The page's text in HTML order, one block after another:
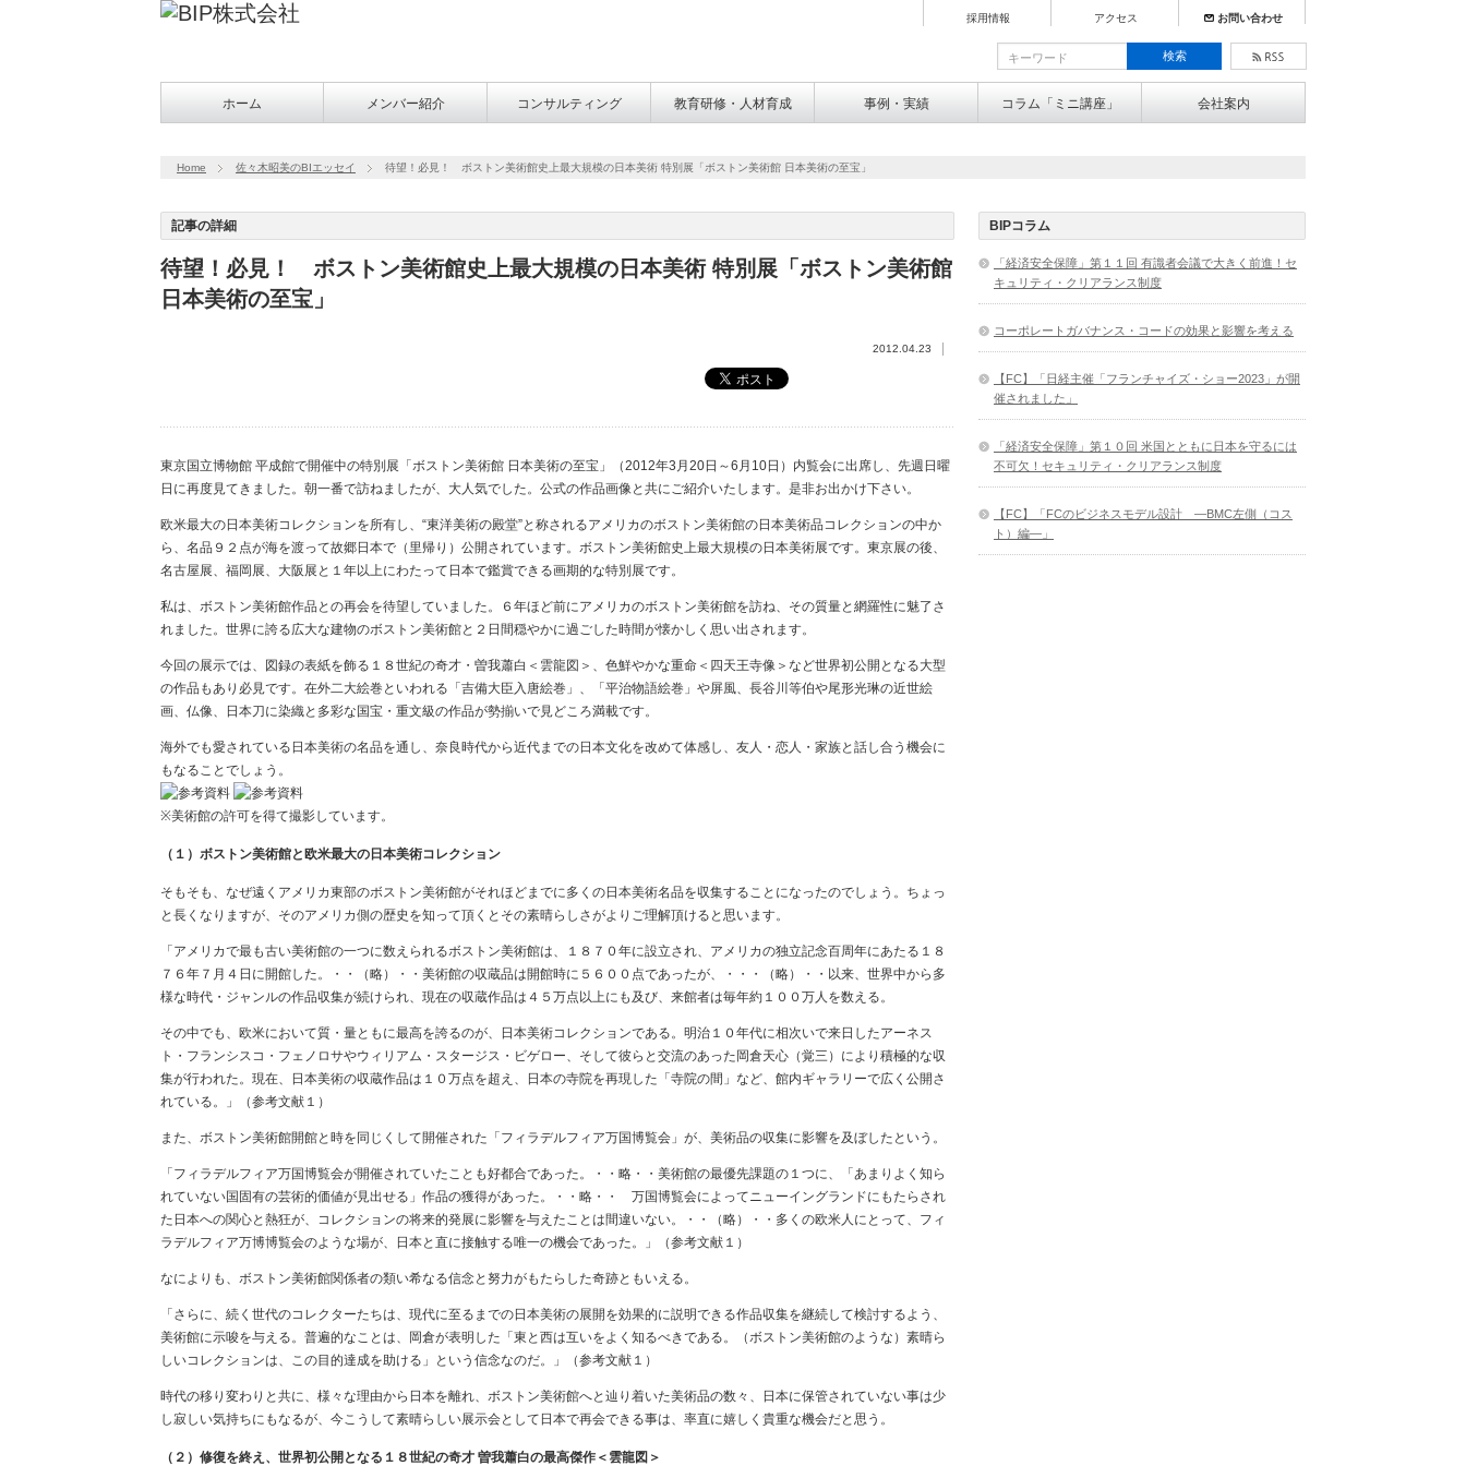
採用情報 アクセス お問い合わせ
ホーム メンバー紹介 コンサルティング 教育研修・人材育成 事例・実績 コラム「ミニ講座」 会社案内
Home 佐々木昭美のBIエッセイ 待望！必見！ ボストン美術館史上最大規模の日本美術 特別展「ボストン美術館 日本美術の至宝」
記事の詳細
待望！必見！ ボストン美術館史上最大規模の日本美術 特別展「ボストン美術館
日本美術の至宝」
2012.04.23
東京国立博物館 平成館で開催中の特別展「ボストン美術館 日本美術の至宝」（2012年3月20日～6月10日）内覧会に出席し、先週日曜
日に再度見てきました。朝一番で訪ねましたが、大人気でした。公式の作品画像と共にご紹介いたします。是非お出かけ下さい。
欧米最大の日本美術コレクションを所有し、“東洋美術の殿堂”と称されるアメリカのボストン美術館の日本美術品コレクションの中か
ら、名品９２点が海を渡って故郷日本で（里帰り）公開されています。ボストン美術館史上最大規模の日本美術展です。東京展の後、
名古屋展、福岡展、大阪展と１年以上にわたって日本で鑑賞できる画期的な特別展です。
私は、ボストン美術館作品との再会を待望していました。６年ほど前にアメリカのボストン美術館を訪ね、その質量と網羅性に魅了さ
れました。世界に誇る広大な建物のボストン美術館と２日間穏やかに過ごした時間が懐かしく思い出されます。
今回の展示では、図録の表紙を飾る１８世紀の奇才・曽我蕭白＜雲龍図＞、色鮮やかな重命＜四天王寺像＞など世界初公開となる大型
の作品もあり必見です。在外二大絵巻といわれる「吉備大臣入唐絵巻」、「平治物語絵巻」や屏風、長谷川等伯や尾形光琳の近世絵
画、仏像、日本刀に染織と多彩な国宝・重文級の作品が勢揃いで見どころ満載です。
海外でも愛されている日本美術の名品を通し、奈良時代から近代までの日本文化を改めて体感し、友人・恋人・家族と話し合う機会に
もなることでしょう。
※美術館の許可を得て撮影しています。
（１）ボストン美術館と欧米最大の日本美術コレクション
そもそも、なぜ遠くアメリカ東部のボストン美術館がそれほどまでに多くの日本美術名品を収集することになったのでしょう。ちょっ
と長くなりますが、そのアメリカ側の歴史を知って頂くとその素晴らしさがよりご理解頂けると思います。
「アメリカで最も古い美術館の一つに数えられるボストン美術館は、１８７０年に設立され、アメリカの独立記念百周年にあたる１８
７６年７月４日に開館した。・・（略）・・美術館の収蔵品は開館時に５６００点であったが、・・・（略）・・以来、世界中から多
様な時代・ジャンルの作品収集が続けられ、現在の収蔵作品は４５万点以上にも及び、来館者は毎年約１００万人を数える。
その中でも、欧米において質・量ともに最高を誇るのが、日本美術コレクションである。明治１０年代に相次いで来日したアーネス
ト・フランシスコ・フェノロサやウィリアム・スタージス・ビゲロー、そして彼らと交流のあった岡倉天心（覚三）により積極的な収
集が行われた。現在、日本美術の収蔵作品は１０万点を超え、日本の寺院を再現した「寺院の間」など、館内ギャラリーで広く公開さ
れている。」（参考文献１）
また、ボストン美術館開館と時を同じくして開催された「フィラデルフィア万国博覧会」が、美術品の収集に影響を及ぼしたという。
「フィラデルフィア万国博覧会が開催されていたことも好都合であった。・・略・・美術館の最優先課題の１つに、「あまりよく知ら
れていない国固有の芸術的価値が見出せる」作品の獲得があった。・・略・・ 万国博覧会によってニューイングランドにもたらされ
た日本への関心と熱狂が、コレクションの将来的発展に影響を与えたことは間違いない。・・（略）・・多くの欧米人にとって、フィ
ラデルフィア万博博覧会のような場が、日本と直に接触する唯一の機会であった。」（参考文献１）
なによりも、ボストン美術館関係者の類い希なる信念と努力がもたらした奇跡ともいえる。
「さらに、続く世代のコレクターたちは、現代に至るまでの日本美術の展開を効果的に説明できる作品収集を継続して検討するよう、
美術館に示唆を与える。普遍的なことは、岡倉が表明した「東と西は互いをよく知るべきである。（ボストン美術館のような）素晴ら
しいコレクションは、この目的達成を助ける」という信念なのだ。」（参考文献１）
時代の移り変わりと共に、様々な理由から日本を離れ、ボストン美術館へと辿り着いた美術品の数々、日本に保管されていない事は少
し寂しい気持ちにもなるが、今こうして素晴らしい展示会として日本で再会できる事は、率直に嬉しく貴重な機会だと思う。
（２）修復を終え、世界初公開となる１８世紀の奇才 曽我蕭白の最高傑作＜雲龍図＞
BIPコラム
「経済安全保障」第１１回 有識者会議で大きく前進！セ
キュリティ・クリアランス制度
コーポレートガバナンス・コードの効果と影響を考える
【FC】「日経主催「フランチャイズ・ショー2023」が開
催されました」
「経済安全保障」第１０回 米国とともに日本を守るには
不可欠！セキュリティ・クリアランス制度
【FC】「FCのビジネスモデル設計 ―BMC左側（コス
ト）編―」